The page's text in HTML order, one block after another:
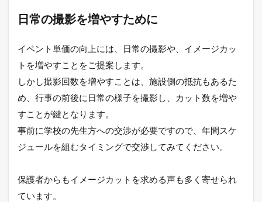
日常の撮影を増やすために
イベント単価の向上には、日常の撮影や、イメージカッ
トを増やすことをご提案します。
しかし撮影回数を増やすことは、施設側の抵抗もあるた
め、行事の前後に日常の様子を撮影し、カット数を増や
すことが鍵となります。
事前に学校の先生方への交渉が必要ですので、年間スケ
ジュールを組むタイミングで交渉してみてください。
保護者からもイメージカットを求める声も多く寄せられ
ています。